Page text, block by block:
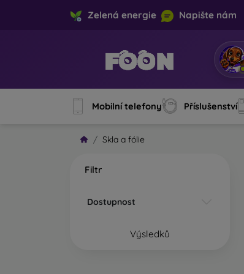
Zelená energie Napište nám
Mobilní telefony Příslušenství
Skla a fólie
Filtr
Dostupnost
Výsledků